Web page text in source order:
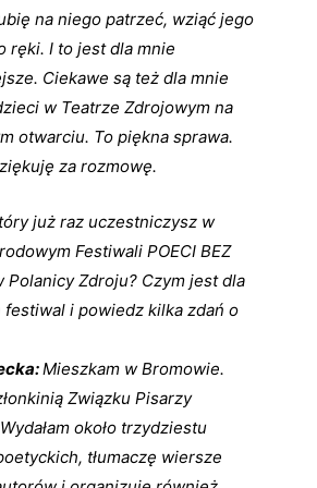
na niego patrzeć, wziąć jego
ręki. I to jest dla mnie
Ciekawe są też dla mnie
w Teatrze Zdrojowym na
otwarciu. To piękna sprawa.
za rozmowę.
już raz uczestniczysz w
Festiwali POECI BEZ
Polanicy Zdroju? Czym jest dla
i powiedz kilka zdań o
Mieszkam w Bromowie.
Związku Pisarzy
około trzydziestu
tłumaczę wiersze